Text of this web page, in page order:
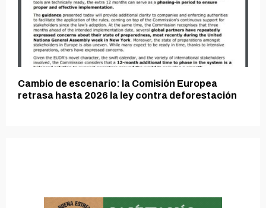
Cambio de escenario: la Comisión Europea
retrasa hasta 2026 la ley contra deforestación